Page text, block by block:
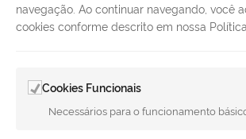
navegação. Ao continuar navegando, você
cookies conforme descrito em nossa
Cookies Funcionais
Necessários para o funcionamento